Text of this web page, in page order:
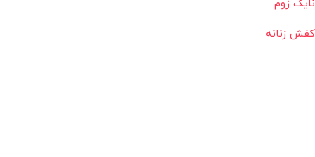
نایک زوم
کفش زنانه